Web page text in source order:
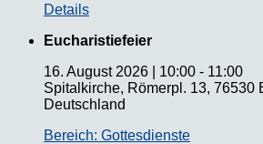
Details
Eucharistiefeier
16. August 2026
10:00 - 11:00
Spitalkirche, Römerpl. 13, 76530
Deutschland
Bereich: Gottesdienste